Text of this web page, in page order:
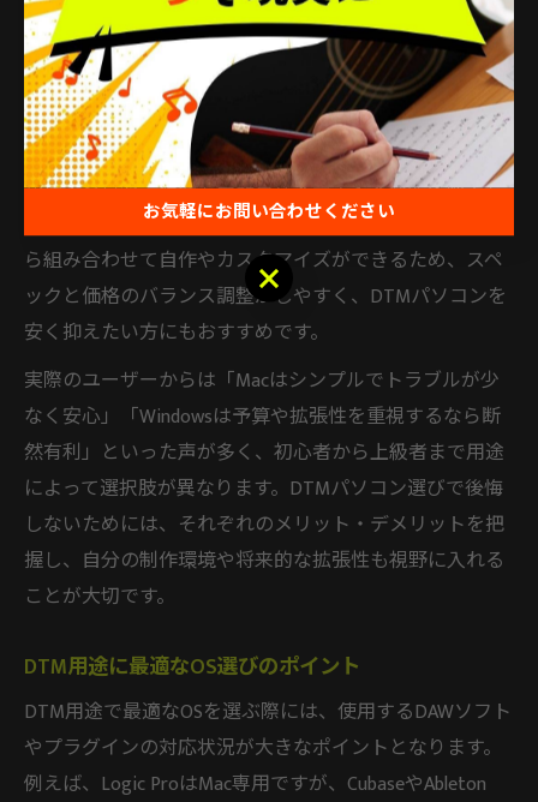
て選ぶことが重要です。Macは直感的な操作性や高い安
定性が評価される一方、Windowsはコストパフォーマン
スやカスタマイズ性の高さが魅力です。
例えば、MacはLogic ProなどMac専用の人気DAWソフト
が使える点や、標準で高品質なオーディオ機能を備えて
いる点が強みです。一方のWindowsは、豊富なパーツか
ら組み合わせて自作やカスタマイズができるため、スペ
ックと価格のバランス調整がしやすく、DTMパソコンを
安く抑えたい方にもおすすめです。
実際のユーザーからは「Macはシンプルでトラブルが少
なく安心」「Windowsは予算や拡張性を重視するなら断
然有利」といった声が多く、初心者から上級者まで用途
によって選択肢が異なります。DTMパソコン選びで後悔
しないためには、それぞれのメリット・デメリットを把
握し、自分の制作環境や将来的な拡張性も視野に入れる
ことが大切です。
DTM用途に最適なOS選びのポイント
DTM用途で最適なOSを選ぶ際には、使用するDAWソフト
やプラグインの対応状況が大きなポイントとなります。
例えば、Logic ProはMac専用ですが、CubaseやAbleton
お気軽にお問い合わせください
お気軽にお問い合わせください